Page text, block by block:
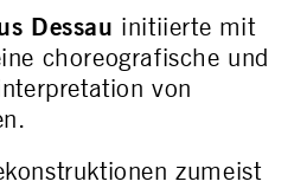
Dessau initiierte mit
choreografische und
von
zumeist